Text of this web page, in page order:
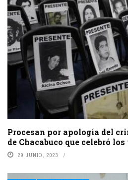
Procesan por apología del
de Chacabuco que celebró
29 JUNIO, 2023